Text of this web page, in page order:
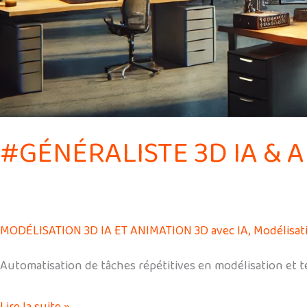
#GÉNÉRALISTE 3D IA &
MODÉLISATION 3D IA ET ANIMATION 3D avec IA,
Automatisation de tâches répétitives en modélisation et